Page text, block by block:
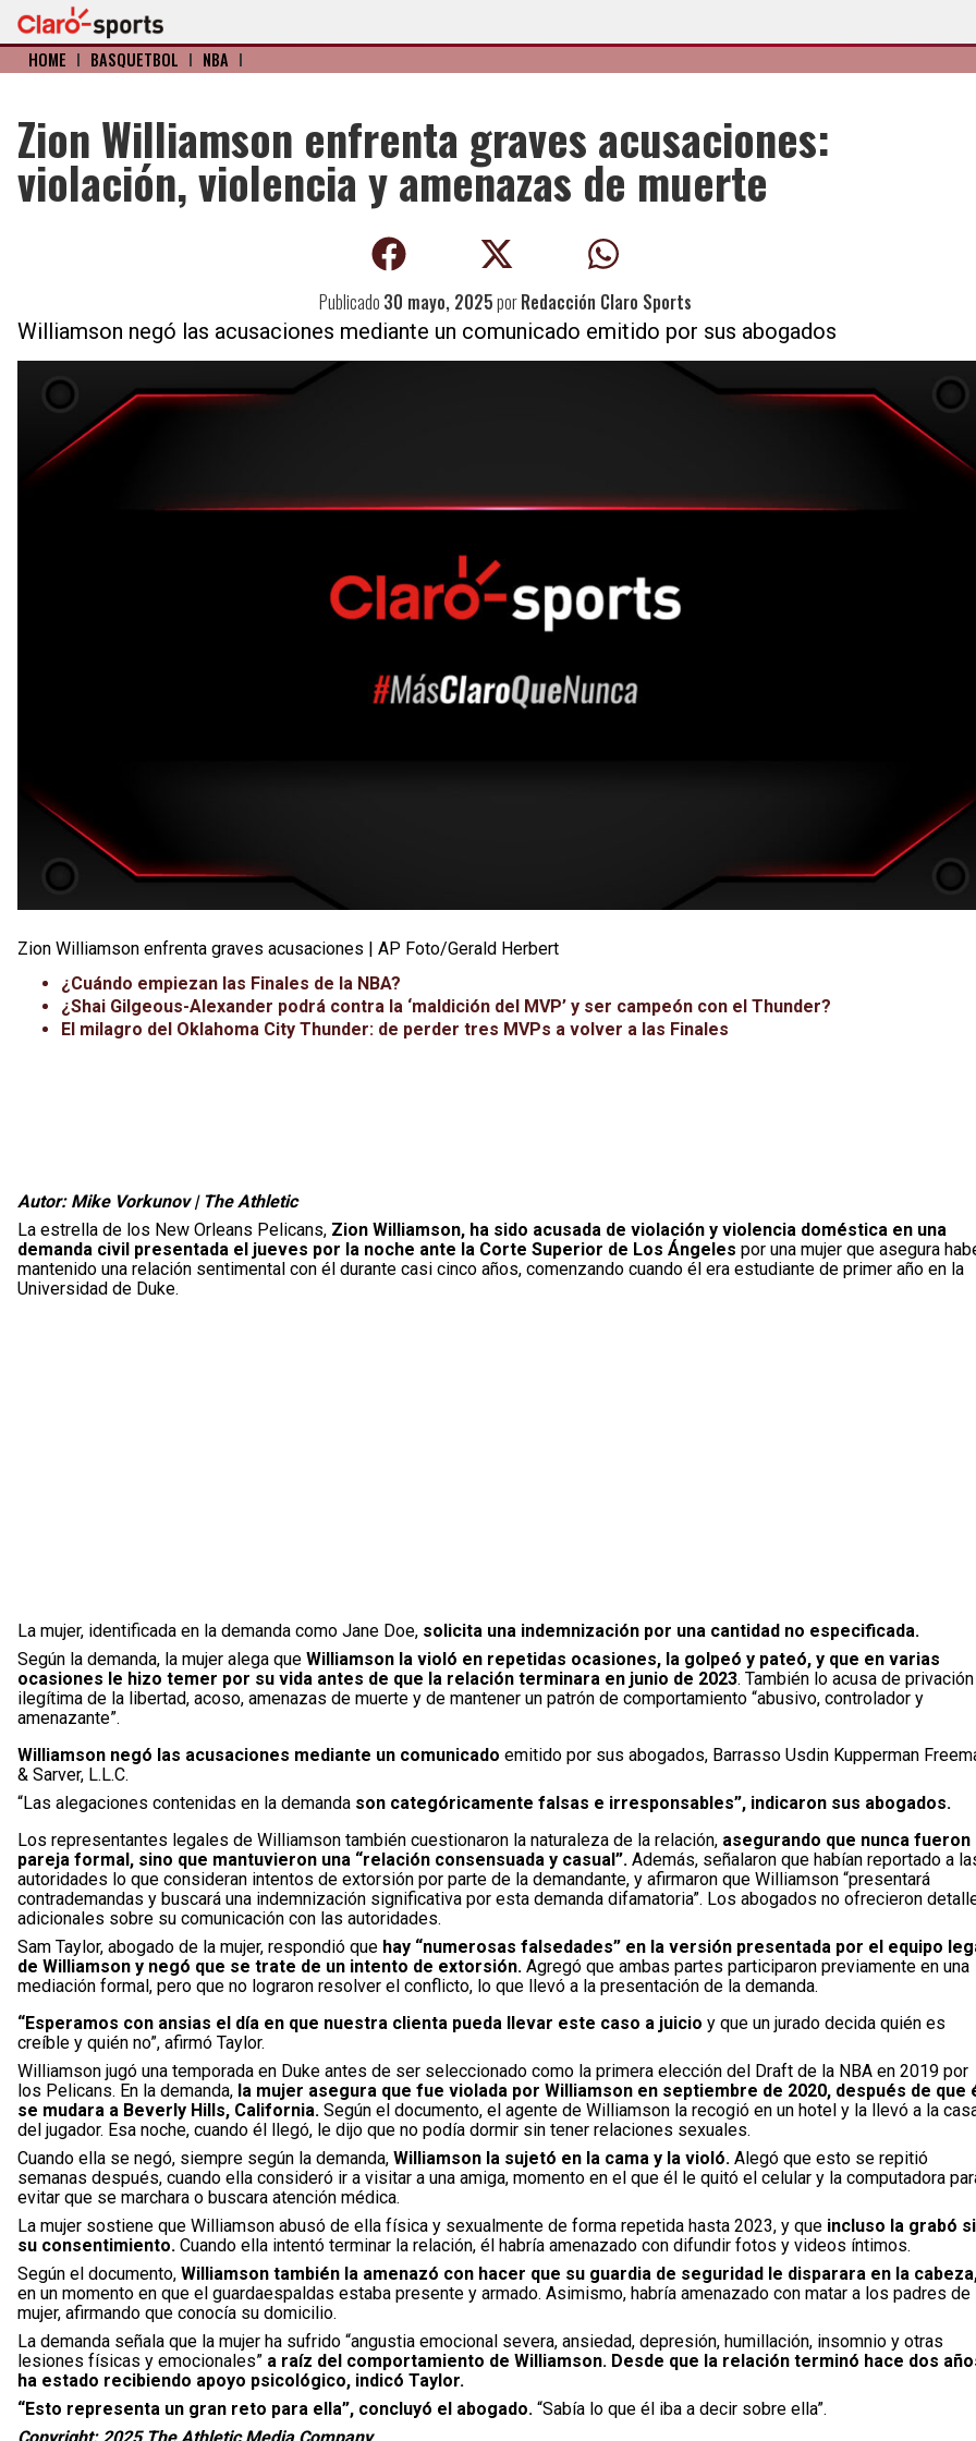
HOME I BÁSQUETBOL I NBA I
Zion Williamson enfrenta graves acusaciones:
violación, violencia y amenazas de muerte
Publicado 30 mayo, 2025porRedacción Claro Sports
Williamson negó las acusaciones mediante un comunicado emitido por sus abogados
Zion Williamson enfrenta graves acusaciones | AP Foto/Gerald Herbert
¿Cuándo empiezan las Finales de la NBA?
¿Shai Gilgeous-Alexander podrá contra la ‘maldición del MVP’ y ser campeón con el Thunder?
El milagro del Oklahoma City Thunder: de perder tres MVPs a volver a las Finales
Autor: Mike Vorkunov | The Athletic
La estrella de los New Orleans Pelicans, Zion Williamson, ha sido acusada de violación y violencia doméstica en una
demanda civil presentada el jueves por la noche ante la Corte Superior de Los Ángeles por una mujer que asegura
mantenido una relación sentimental con él durante casi cinco años, comenzando cuando él era estudiante de primer año en la
Universidad de Duke.
La mujer, identificada en la demanda como Jane Doe, solicita una indemnización por una cantidad no especificada.
Según la demanda, la mujer alega que Williamson la violó en repetidas ocasiones, la golpeó y pateó, y que en varias
ocasiones le hizo temer por su vida antes de que la relación terminara en junio de 2023. También lo acusa de privación
ilegítima de la libertad, acoso, amenazas de muerte y de mantener un patrón de comportamiento “abusivo, controlador y
amenazante”.
Williamson negó las acusaciones mediante un comunicado emitido por sus abogados, Barrasso Usdin Kupperman
& Sarver, L.L.C.
“Las alegaciones contenidas en la demanda son categóricamente falsas e irresponsables”, indicaron sus abogados.
Los representantes legales de Williamson también cuestionaron la naturaleza de la relación, asegurando que nunca fueron
pareja formal, sino que mantuvieron una “relación consensuada y casual”. Además, señalaron que habían reportado a
autoridades lo que consideran intentos de extorsión por parte de la demandante, y afirmaron que Williamson “presentará
contrademandas y buscará una indemnización significativa por esta demanda difamatoria”. Los abogados no ofrecieron
adicionales sobre su comunicación con las autoridades.
Sam Taylor, abogado de la mujer, respondió que hay “numerosas falsedades” en la versión presentada por el equipo
de Williamson y negó que se trate de un intento de extorsión. Agregó que ambas partes participaron previamente en una
mediación formal, pero que no lograron resolver el conflicto, lo que llevó a la presentación de la demanda.
“Esperamos con ansias el día en que nuestra clienta pueda llevar este caso a juicio y que un jurado decida quién es
creíble y quién no”, afirmó Taylor.
Williamson jugó una temporada en Duke antes de ser seleccionado como la primera elección del Draft de la NBA en 2019 por
los Pelicans. En la demanda, la mujer asegura que fue violada por Williamson en septiembre de 2020, después de que
se mudara a Beverly Hills, California. Según el documento, el agente de Williamson la recogió en un hotel y la llevó a la
del jugador. Esa noche, cuando él llegó, le dijo que no podía dormir sin tener relaciones sexuales.
Cuando ella se negó, siempre según la demanda, Williamson la sujetó en la cama y la violó. Alegó que esto se repitió
semanas después, cuando ella consideró ir a visitar a una amiga, momento en el que él le quitó el celular y la computadora
evitar que se marchara o buscara atención médica.
La mujer sostiene que Williamson abusó de ella física y sexualmente de forma repetida hasta 2023, y que incluso la grabó
su consentimiento. Cuando ella intentó terminar la relación, él habría amenazado con difundir fotos y videos íntimos.
Según el documento, Williamson también la amenazó con hacer que su guardia de seguridad le disparara en la
en un momento en que el guardaespaldas estaba presente y armado. Asimismo, habría amenazado con matar a los padres de
mujer, afirmando que conocía su domicilio.
La demanda señala que la mujer ha sufrido “angustia emocional severa, ansiedad, depresión, humillación, insomnio y otras
lesiones físicas y emocionales” a raíz del comportamiento de Williamson. Desde que la relación terminó hace dos
ha estado recibiendo apoyo psicológico, indicó Taylor.
“Esto representa un gran reto para ella”, concluyó el abogado. “Sabía lo que él iba a decir sobre ella”.